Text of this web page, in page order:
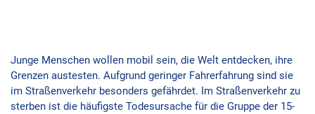
Junge Menschen wollen mobil sein, die Welt entdecken, ihre
Grenzen austesten. Aufgrund geringer Fahrerfahrung sind sie
im Straßenverkehr besonders gefährdet. Im Straßenverkehr zu
sterben ist die häufigste Todesursache für die Gruppe der 15-